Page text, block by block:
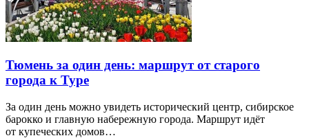
Тюмень за один день: маршрут от старого
города к Туре
За один день можно увидеть исторический центр, сибирское
барокко и главную набережную города. Маршрут идёт
от купеческих домов…